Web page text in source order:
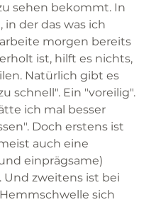
sehen bekommt. In
in der das was ich
morgen bereits
ist, hilft es nichts,
Natürlich gibt es
schnell". Ein "voreilig".
ich mal besser
Doch erstens ist
auch eine
einprägsame)
Und zweitens ist bei
sich